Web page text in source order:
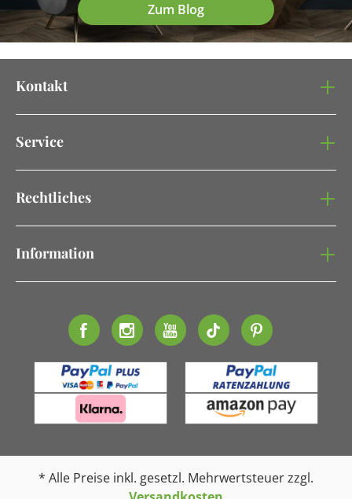
Zum Blog
Kontakt
Service
Rechtliches
Information
* Alle Preise inkl. gesetzl. Mehrwertsteuer zzgl.